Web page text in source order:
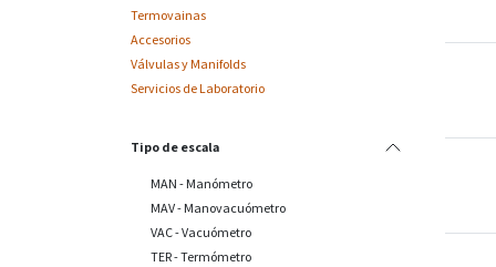
Termovainas
Accesorios
Válvulas y Manifolds
Servicios de Laboratorio
Tipo de escala
MAN - Manómetro
MAV - Manovacuómetro
VAC - Vacuómetro
TER - Termómetro